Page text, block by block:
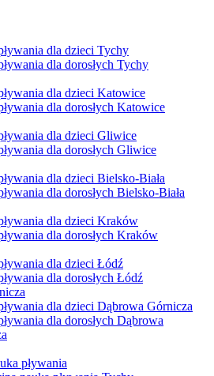
dla dzieci Tychy
dla dorosłych Tychy
dla dzieci Katowice
dla dorosłych Katowice
dla dzieci Gliwice
dla dorosłych Gliwice
dla dzieci Bielsko-Biała
dla dorosłych Bielsko-Biała
dla dzieci Kraków
dla dorosłych Kraków
dla dzieci Łódź
dla dorosłych Łódź
dla dzieci Dąbrowa Górnicza
dla dorosłych Dąbrowa
pływania